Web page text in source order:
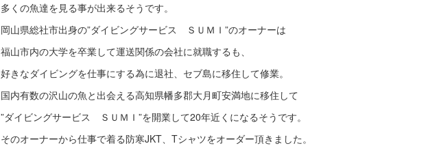
多くの魚達を見る事が出来るそうです。
岡山県総社市出身の”ダイビングサービス ＳＵＭＩ”のオーナーは
福山市内の大学を卒業して運送関係の会社に就職するも、
好きなダイビングを仕事にする為に退社、セブ島に移住して修業。
国内有数の沢山の魚と出会える高知県幡多郡大月町安満地に移住して
”ダイビングサービス ＳＵＭＩ”を開業して20年近くになるそうです。
そのオーナーから仕事で着る防寒JKT、Tシャツをオーダー頂きました。